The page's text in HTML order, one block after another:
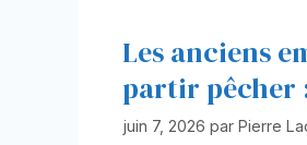
Les anciens
partir pêcher
juin 7, 2026 par Pierre